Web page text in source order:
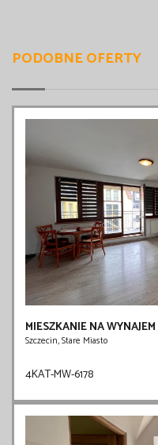
PODOBNE OFERTY
MIESZKANIE NA WYNAJEM
Szczecin, Stare Miasto
4KAT-MW-6178